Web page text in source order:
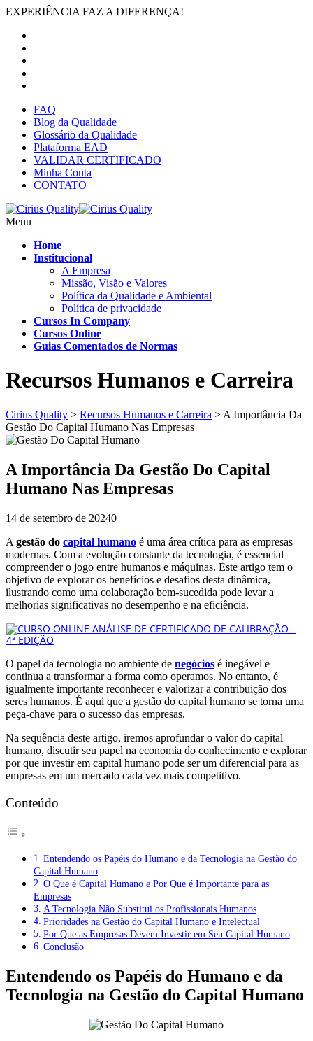
EXPERIÊNCIA FAZ A DIFERENÇA!
FAQ
Blog da Qualidade
Glossário da Qualidade
Plataforma EAD
VALIDAR CERTIFICADO
Minha Conta
CONTATO
Menu
Home
Institucional
A Empresa
Missão, Visão e Valores
Política da Qualidade e Ambiental
Política de privacidade
Cursos In Company
Cursos Online
Guias Comentados de Normas
Recursos Humanos e Carreira
Cirius Quality > Recursos Humanos e Carreira > A Importância Da
Gestão Do Capital Humano Nas Empresas
A Importância Da Gestão Do Capital
Humano Nas Empresas
14 de setembro de 20240
A gestão do capital humano é uma área crítica para as empresas
modernas. Com a evolução constante da tecnologia, é essencial
compreender o jogo entre humanos e máquinas. Este artigo tem o
objetivo de explorar os benefícios e desafios desta dinâmica,
ilustrando como uma colaboração bem-sucedida pode levar a
melhorias significativas no desempenho e na eficiência.
O papel da tecnologia no ambiente de negócios é inegável e
continua a transformar a forma como operamos. No entanto, é
igualmente importante reconhecer e valorizar a contribuição dos
seres humanos. É aqui que a gestão do capital humano se torna uma
peça-chave para o sucesso das empresas.
Na sequência deste artigo, iremos aprofundar o valor do capital
humano, discutir seu papel na economia do conhecimento e explorar
por que investir em capital humano pode ser um diferencial para as
empresas em um mercado cada vez mais competitivo.
Conteúdo
Entendendo os Papéis do Humano e da Tecnologia na Gestão do
Capital Humano
O Que é Capital Humano e Por Que é Importante para as
Empresas
A Tecnologia Não Substitui os Profissionais Humanos
Prioridades na Gestão do Capital Humano e Intelectual
Por Que as Empresas Devem Investir em Seu Capital Humano
Conclusão
Entendendo os Papéis do Humano e da
Tecnologia na Gestão do Capital Humano